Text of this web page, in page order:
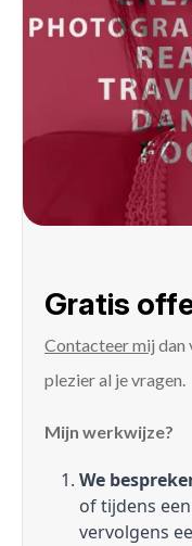
Gratis
Contacteer mij dan
plezier al je vragen.
Mijn werkwijze?
We
of tijdens
vervolgens